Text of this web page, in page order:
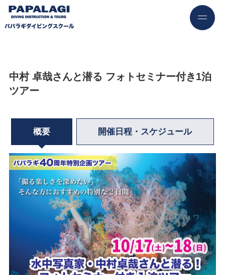
中村 卓哉さんと潜る フォトセミナー付き1泊
ツアー
概要 開催日程・スケジュール